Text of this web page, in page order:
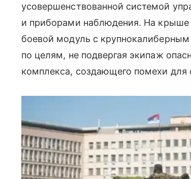
усовершенствованной системой
и приборами наблюдения. На крыше
боевой модуль с
по целям, не подвергая экипаж
комплекса, создающего помехи для